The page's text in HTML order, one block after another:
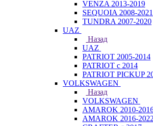
VENZA 2013-2019
SEQUOIA 2008-2021
TUNDRA 2007-2020
UAZ
Назад
UAZ
PATRIOT 2005-2014
PATRIOT с 2014
PATRIOT PICKUP
VOLKSWAGEN
Назад
VOLKSWAGEN
AMAROK 2010-
AMAROK 2016-2022